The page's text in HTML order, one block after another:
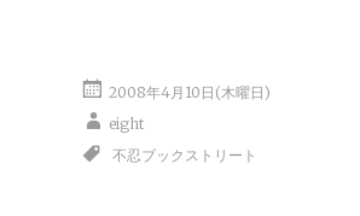
2008年4月10日(木曜日)
eight
不忍ブックストリート